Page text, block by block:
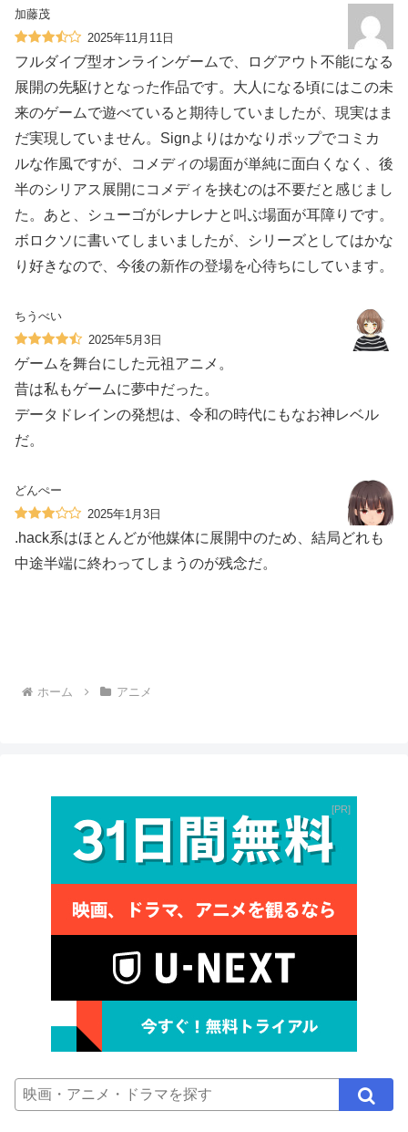
加藤茂
2025年11月11日
フルダイブ型オンラインゲームで、ログアウト不能になる
展開の先駆けとなった作品です。大人になる頃にはこの未
来のゲームで遊べていると期待していましたが、現実はま
だ実現していません。Signよりはかなりポップでコミカ
ルな作風ですが、コメディの場面が単純に面白くなく、後
半のシリアス展開にコメディを挟むのは不要だと感じまし
た。あと、シューゴがレナレナと叫ぶ場面が耳障りです。
ボロクソに書いてしまいましたが、シリーズとしてはかな
り好きなので、今後の新作の登場を心待ちにしています。
ちうべい
2025年5月3日
ゲームを舞台にした元祖アニメ。
昔は私もゲームに夢中だった。
データドレインの発想は、令和の時代にもなお神レベル
だ。
どんぺー
2025年1月3日
.hack系はほとんどが他媒体に展開中のため、結局どれも
中途半端に終わってしまうのが残念だ。
ホーム アニメ
PR